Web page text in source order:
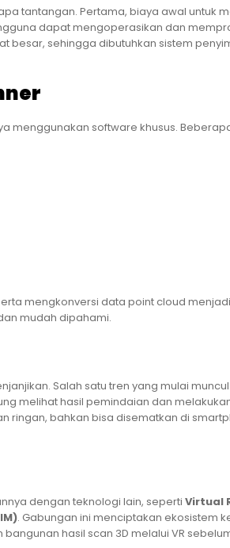
tantangan. Pertama, biaya awal untuk
dapat mengoperasikan dan
besar, sehingga dibutuhkan sistem
menggunakan software khusus.
mengkonversi data point cloud
mudah dipahami.
Salah satu tren yang mulai
melihat hasil pemindaian dan
ringan, bahkan bisa disematkan di
dengan teknologi lain, seperti Virtual
. Gabungan ini menciptakan ekosistem
hasil scan 3D melalui VR